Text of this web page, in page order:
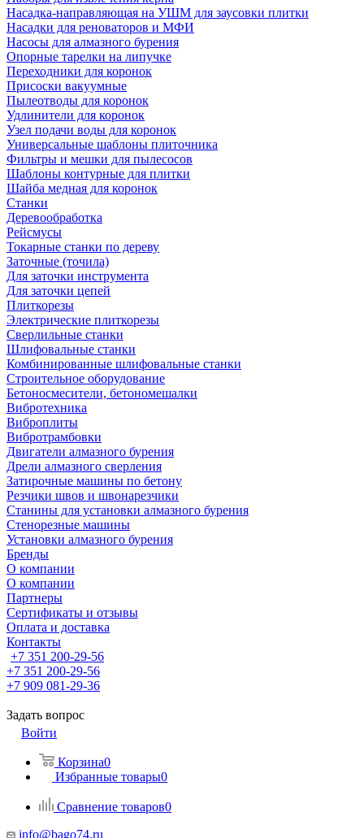
Насадка-направляющая на УШМ для заусовки плитки
Насадки для реноваторов и МФИ
Насосы для алмазного бурения
Опорные тарелки на липучке
Переходники для коронок
Присоски вакуумные
Пылеотводы для коронок
Удлинители для коронок
Узел подачи воды для коронок
Универсальные шаблоны плиточника
Фильтры и мешки для пылесосов
Шаблоны контурные для плитки
Шайба медная для коронок
Станки
Деревообработка
Рейсмусы
Токарные станки по дереву
Заточные (точила)
Для заточки инструмента
Для заточки цепей
Плиткорезы
Электрические плиткорезы
Сверлильные станки
Шлифовальные станки
Комбинированные шлифовальные станки
Строительное оборудование
Бетоносмесители, бетономешалки
Вибротехника
Виброплиты
Вибротрамбовки
Двигатели алмазного бурения
Дрели алмазного сверления
Затирочные машины по бетону
Резчики швов и швонарезчики
Станины для установки алмазного бурения
Стенорезные машины
Установки алмазного бурения
Бренды
О компании
О компании
Партнеры
Cертификаты и отзывы
Оплата и доставка
Контакты
+7 351 200-29-56
+7 351 200-29-56
+7 909 081-29-36
Задать вопрос
Войти
Корзина0
Избранные товары0
Сравнение товаров0
info@bago74.ru